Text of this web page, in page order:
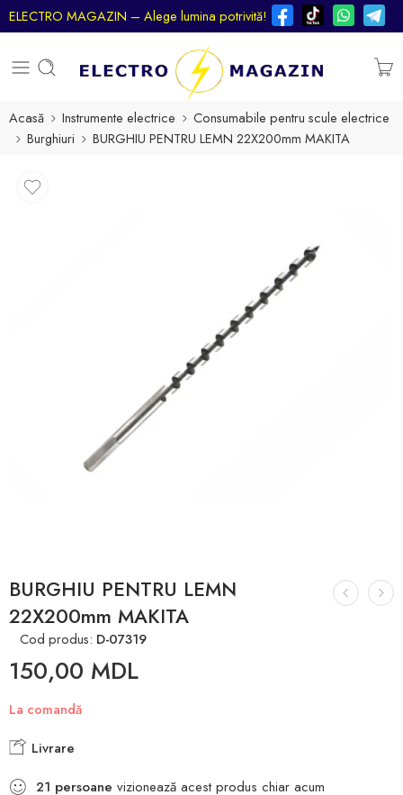
ELECTRO MAGAZIN – Alege lumina potrivită!
Acasă Instrumente electrice
Consumabile pentru scule electrice
Burghiuri
BURGHIU PENTRU LEMN 22X200mm MAKITA
BURGHIU PENTRU LEMN
22X200mm MAKITA
Cod produs: D-07319
150,00 MDL
La comandă
Livrare
21 persoane vizionează acest produs chiar acum